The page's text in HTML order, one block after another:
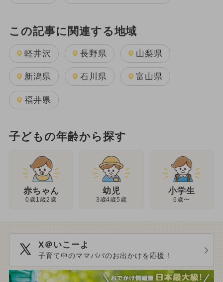
この記事に関連する地域
軽井沢 長野県 山梨県
新潟県 石川県 富山県
福井県
子どもの年齢から探す
赤ちゃん
0歳1歳2歳
幼児
3歳4歳5歳
小学生
6歳〜
X＠いこーよ
子育て中のママパパのお出かけを応援！